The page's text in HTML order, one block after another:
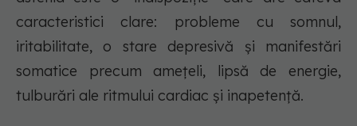
caracteristici clare: probleme cu somnul,
iritabilitate, o stare depresivă și manifestări
somatice precum amețeli, lipsă de energie,
tulburări ale ritmului cardiac și inapetență.